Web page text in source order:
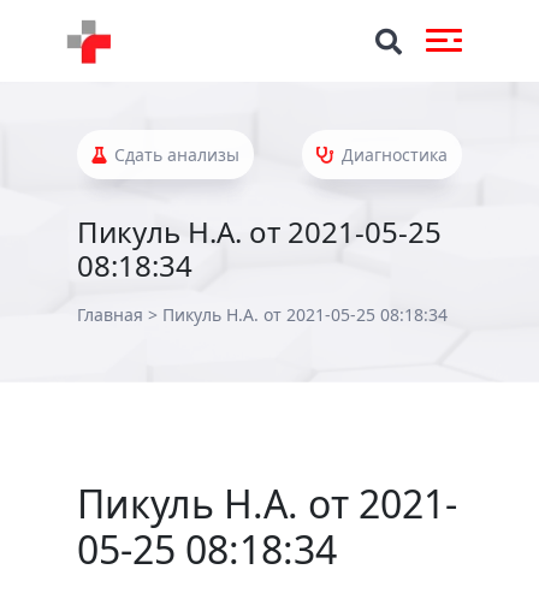
Сдать анализы Диагностика
Пикуль Н.А. от 2021-05-25
08:18:34
Главная > Пикуль Н.А. от 2021-05-25 08:18:34
Пикуль Н.А. от 2021-
05-25 08:18:34